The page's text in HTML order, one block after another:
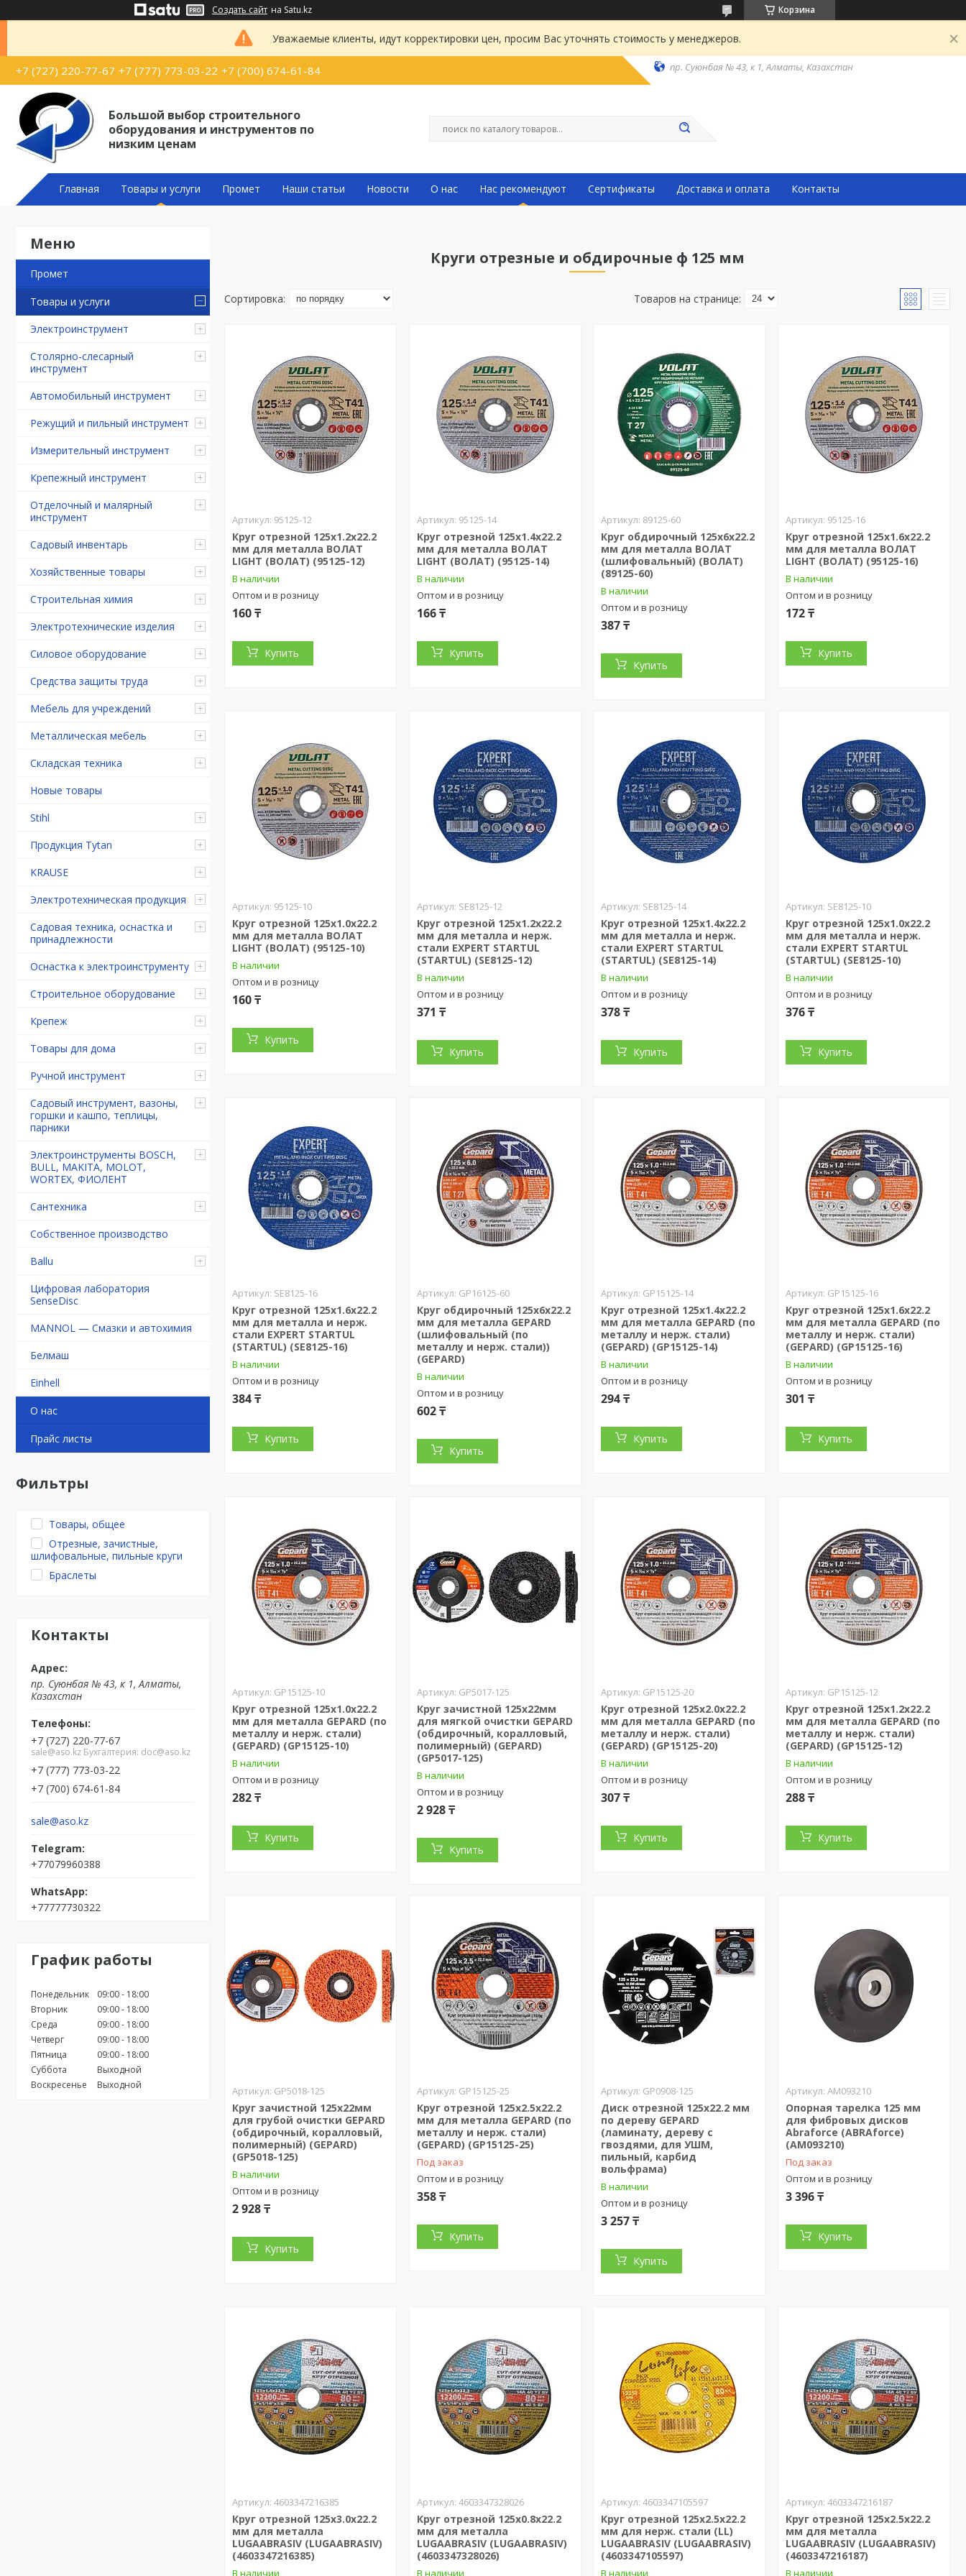
Создать сайт на Satu.kz Корзина
Уважаемые клиенты, идут корректировки цен, просим Вас уточнять стоимость у менеджеров.
+7 (727) 220-77-67 +7 (777) 773-03-22 +7 (700) 674-61-84 пр. Суюнбая № 43, к 1, Алматы, Казахстан
Большой выбор строительного
оборудования и инструментов по
низким ценам
Главная Товары и услуги Промет Наши статьи Новости О нас Нас рекомендуют Сертификаты Доставка и оплата Контакты
Промет
Товары и услуги
Электроинструмент
Столярно-слесарный
инструмент
Автомобильный инструмент
Режущий и пильный инструмент
Измерительный инструмент
Крепежный инструмент
Отделочный и малярный
инструмент
Садовый инвентарь
Хозяйственные товары
Строительная химия
Электротехнические изделия
Силовое оборудование
Средства защиты труда
Мебель для учреждений
Металлическая мебель
Складская техника
Новые товары
Stihl
Продукция Tytan
KRAUSE
Электротехническая продукция
Садовая техника, оснастка и
принадлежности
Оснастка к электроинструменту
Строительное оборудование
Крепеж
Товары для дома
Ручной инструмент
Садовый инструмент, вазоны,
горшки и кашпо, теплицы,
парники
Электроинструменты BOSCH,
BULL, MAKITA, MOLOT,
WORTEX, ФИОЛЕНТ
Сантехника
Собственное производство
Ballu
Цифровая лаборатория
SenseDisc
MANNOL — Смазки и автохимия
Белмаш
Einhell
О нас
Прайс листы
Фильтры
Товары, общее
Отрезные, зачистные,
шлифовальные, пильные круги
Браслеты
Контакты
пр. Суюнбая № 43, к 1, Алматы,
Казахстан
+7 (727) 220-77-67
sale@aso.kz Бухгалтерия: doc@aso.kz
+7 (777) 773-03-22
+7 (700) 674-61-84
sale@aso.kz
+77079960388
+77777730322
График работы
Понедельник 09:00
18:00
Вторник
09:00
18:00
Среда
09:00
18:00
Четверг
09:00
18:00
Пятница
09:00
18:00
Суббота
Выходной
Воскресенье
Выходной
Круги отрезные и обдирочные ф 125 мм
95125-12
Круг отрезной 125х1.2x22.2
мм для металла ВОЛАТ
LIGHT (ВОЛАТ) (95125-12)
В наличии
Оптом и в розницу
160 ₸
Купить
95125-14
Круг отрезной 125х1.4x22.2
мм для металла ВОЛАТ
LIGHT (ВОЛАТ) (95125-14)
В наличии
Оптом и в розницу
166 ₸
Купить
89125-60
Круг обдирочный 125х6x22.2
мм для металла ВОЛАТ
(шлифовальный) (ВОЛАТ)
(89125-60)
В наличии
Оптом и в розницу
387 ₸
Купить
95125-16
Круг отрезной 125х1.6x22.2
мм для металла ВОЛАТ
LIGHT (ВОЛАТ) (95125-16)
В наличии
Оптом и в розницу
172 ₸
Купить
95125-10
Круг отрезной 125х1.0x22.2
мм для металла ВОЛАТ
LIGHT (ВОЛАТ) (95125-10)
В наличии
Оптом и в розницу
160 ₸
Купить
SE8125-12
Круг отрезной 125х1.2x22.2
мм для металла и нерж.
стали EXPERT STARTUL
(STARTUL) (SE8125-12)
В наличии
Оптом и в розницу
371 ₸
Купить
SE8125-14
Круг отрезной 125х1.4x22.2
мм для металла и нерж.
стали EXPERT STARTUL
(STARTUL) (SE8125-14)
В наличии
Оптом и в розницу
378 ₸
Купить
SE8125-10
Круг отрезной 125х1.0x22.2
мм для металла и нерж.
стали EXPERT STARTUL
(STARTUL) (SE8125-10)
В наличии
Оптом и в розницу
376 ₸
Купить
SE8125-16
Круг отрезной 125х1.6x22.2
мм для металла и нерж.
стали EXPERT STARTUL
(STARTUL) (SE8125-16)
В наличии
Оптом и в розницу
384 ₸
Купить
GP16125-60
Круг обдирочный 125х6x22.2
мм для металла GEPARD
(шлифовальный (по
металлу и нерж. стали))
(GEPARD)
В наличии
Оптом и в розницу
602 ₸
Купить
GP15125-14
Круг отрезной 125х1.4x22.2
мм для металла GEPARD (по
металлу и нерж. стали)
(GEPARD) (GP15125-14)
В наличии
Оптом и в розницу
294 ₸
Купить
GP15125-16
Круг отрезной 125х1.6x22.2
мм для металла GEPARD (по
металлу и нерж. стали)
(GEPARD) (GP15125-16)
В наличии
Оптом и в розницу
301 ₸
Купить
GP15125-10
Круг отрезной 125х1.0x22.2
мм для металла GEPARD (по
металлу и нерж. стали)
(GEPARD) (GP15125-10)
В наличии
Оптом и в розницу
282 ₸
Купить
GP5017-125
Круг зачистной 125х22мм
для мягкой очистки GEPARD
(обдирочный, коралловый,
полимерный) (GEPARD)
(GP5017-125)
В наличии
Оптом и в розницу
2 928 ₸
Купить
GP15125-20
Круг отрезной 125х2.0x22.2
мм для металла GEPARD (по
металлу и нерж. стали)
(GEPARD) (GP15125-20)
В наличии
Оптом и в розницу
307 ₸
Купить
GP15125-12
Круг отрезной 125х1.2x22.2
мм для металла GEPARD (по
металлу и нерж. стали)
(GEPARD) (GP15125-12)
В наличии
Оптом и в розницу
288 ₸
Купить
GP5018-125
Круг зачистной 125х22мм
для грубой очистки GEPARD
(обдирочный, коралловый,
полимерный) (GEPARD)
(GP5018-125)
В наличии
Оптом и в розницу
2 928 ₸
Купить
GP15125-25
Круг отрезной 125х2.5x22.2
мм для металла GEPARD (по
металлу и нерж. стали)
(GEPARD) (GP15125-25)
Под заказ
Оптом и в розницу
358 ₸
Купить
GP0908-125
Диск отрезной 125x22.2 мм
по дереву GEPARD
(ламинату, дереву с
гвоздями, для УШМ,
пильный, карбид
вольфрама)
В наличии
Оптом и в розницу
3 257 ₸
Купить
AM093210
Опорная тарелка 125 мм
для фибровых дисков
Abraforce (ABRAforce)
(AM093210)
Под заказ
Оптом и в розницу
3 396 ₸
Купить
4603347216385
Круг отрезной 125х3.0x22.2
мм для металла
LUGAABRASIV (LUGAABRASIV)
(4603347216385)
В наличии
4603347328026
Круг отрезной 125х0.8x22.2
мм для металла
LUGAABRASIV (LUGAABRASIV)
(4603347328026)
В наличии
4603347105597
Круг отрезной 125х2.5x22.2
мм для нерж. стали (LL)
LUGAABRASIV (LUGAABRASIV)
(4603347105597)
В наличии
4603347216187
Круг отрезной 125х2.5x22.2
мм для металла
LUGAABRASIV (LUGAABRASIV)
(4603347216187)
В наличии